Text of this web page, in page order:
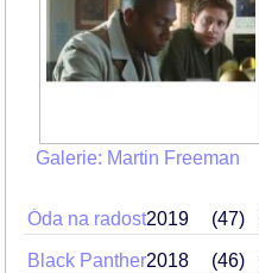
Galerie: Martin Freeman
Óda na radost2019 47
Black Panther2018 46